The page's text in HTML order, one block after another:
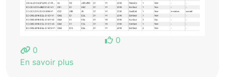
0
0
En savoir plus